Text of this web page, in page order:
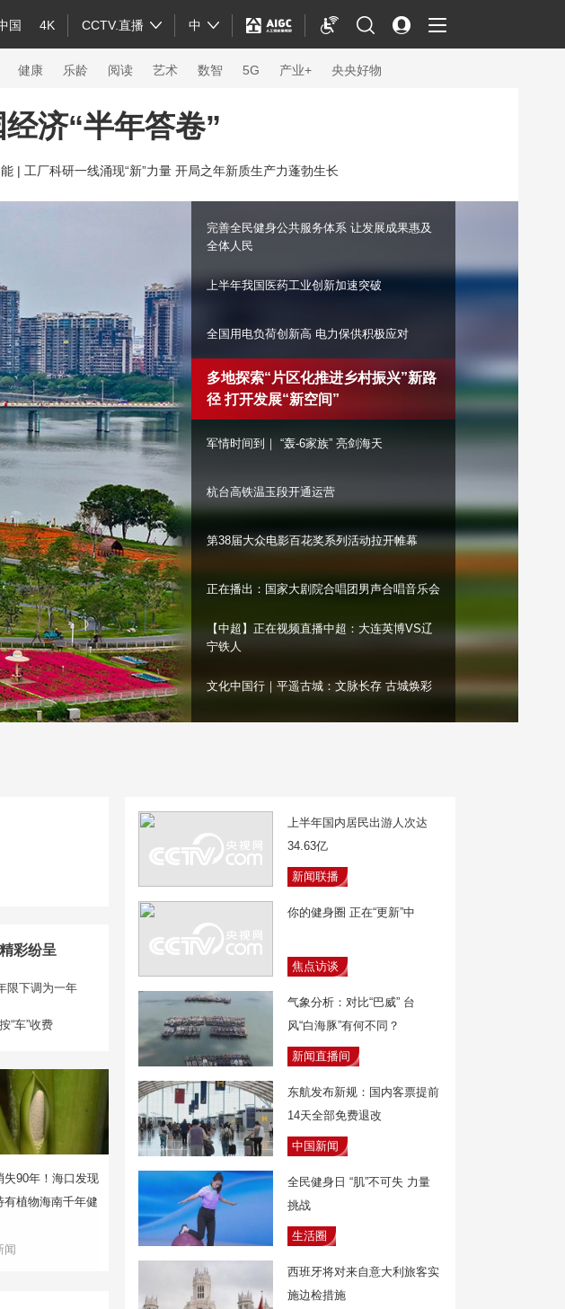
国 4K CCTV.直播 中
读 天天学习
央视影音
健康 乐龄 阅读 艺术 数智 5G 产业+ 央央好物
片
国际足球 网球 综合体育
足球道路
健康 乐龄 阅读 艺术
康 颜选攻略 时尚
济“半年答卷”
| 工厂科研一线涌现“新”力量 开局之年新质生产力蓬勃生长
完善全民健身公共服务体系 让发展成果惠及
全体人民
上半年我国医药工业创新加速突破
全国用电负荷创新高 电力保供积极应对
多地探索“片区化推进乡村振兴”新路径 打开发
展“新空间”
军情时间到｜ “轰-6家族” 亮剑海天
杭台高铁温玉段开通运营
第38届大众电影百花奖系列活动拉开帷幕
正在播出：国家大剧院合唱团男声合唱音乐会
【中超】正在视频直播中超：大连英博VS辽
宁铁人
文化中国行｜平遥古城：文脉长存 古城焕彩
彩纷呈
限下调为一年
“车”收费
失90年！海口发现
有植物海南千年健
闻
上半年国内居民出游人次达
34.63亿
新闻联播
你的健身圈 正在“更新”中
焦点访谈
气象分析：对比“巴威” 台
风“白海豚”有何不同？
新闻直播间
东航发布新规：国内客票提前
14天全部免费退改
中国新闻
全民健身日 “肌”不可失 力量
挑战
生活圈
西班牙将对来自意大利旅客实
施边检措施